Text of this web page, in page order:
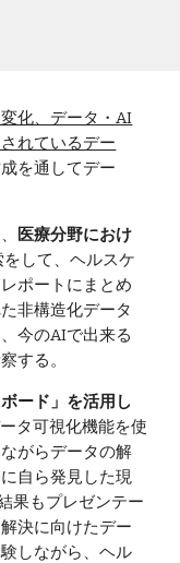
化、データ・AI
れているデー
を通してデー
医療分野におけ
して、ヘルスケ
ポートにまとめ
非構造化データ
今のAIで出来る
する。
ボード」を活用し
タ可視化機能を使
がらデータの解
自ら発見した現
果もプレゼンテー
決に向けたデー
しながら、ヘル